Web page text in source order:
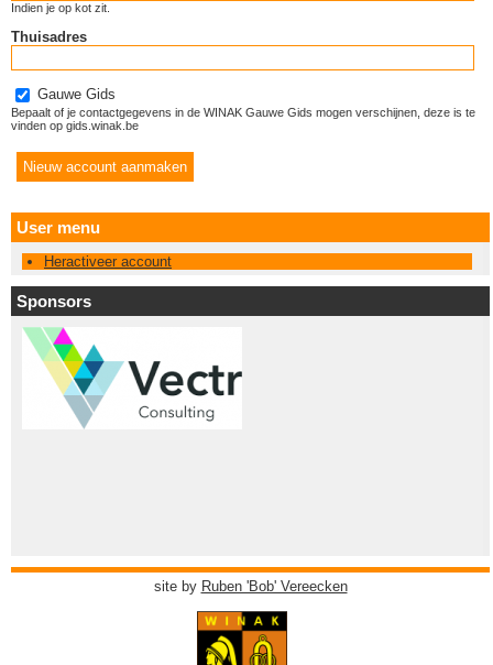
Indien je op kot zit.
Thuisadres
Gauwe Gids
Bepaalt of je contactgegevens in de WINAK Gauwe Gids mogen verschijnen, deze is te
vinden op gids.winak.be
User menu
Heractiveer account
Sponsors
site by Ruben 'Bob' Vereecken